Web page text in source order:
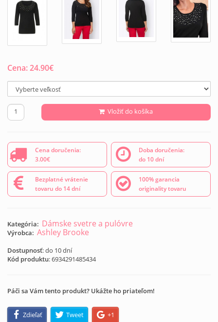
Cena:24.90€
Vložiť do košíka
Cena doručenia:
3.00€
Doba doručenia:
do 10 dní
Bezplatné vrátenie
tovaru do 14 dní
100% garancia
originality tovaru
Kategória: Dámske svetre a pulóvre
Výrobca: Ashley Brooke
Dostupnosť: do 10 dní
Kód produktu:6934291485434
Páči sa Vám tento produkt? Ukážte ho priateľom!
Zdieľať Tweet +1